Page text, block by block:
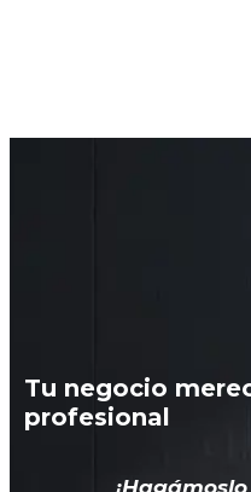
Tu negocio
profesional